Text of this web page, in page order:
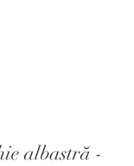
albastră -